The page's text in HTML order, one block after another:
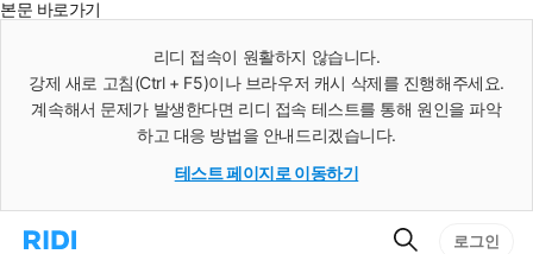
본문 바로가기
리디 접속이 원활하지 않습니다.
강제 새로 고침(Ctrl + F5)이나 브라우저 캐시 삭제를 진행해주세요.
계속해서 문제가 발생한다면 리디 접속 테스트를 통해 원인을 파악
하고 대응 방법을 안내드리겠습니다.
테스트 페이지로 이동하기
리
검
로그인